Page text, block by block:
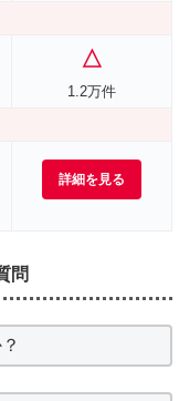
△
1.2万件
詳細を見る
問